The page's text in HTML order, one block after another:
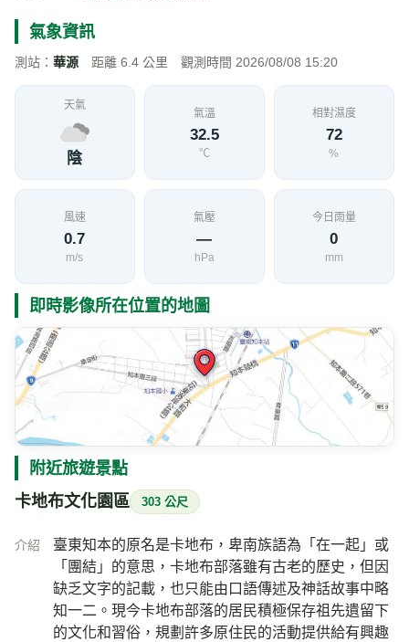
氣象資訊
測站： 華源 距離 6.4 公里 觀測時間 2026/08/08 15:20
天氣
陰
氣溫
32.5
℃
相對濕度
72
%
風速
0.7
m/s
氣壓
—
hPa
今日雨量
0
mm
即時影像所在位置的地圖
附近旅遊景點
卡地布文化園區 303 公尺
介紹
臺東知本的原名是卡地布，卑南族語為「在一起」或
「團結」的意思，卡地布部落雖有古老的歷史，但因
缺乏文字的記載，也只能由口語傳述及神話故事中略
知一二。現今卡地布部落的居民積極保存祖先遺留下
的文化和習俗，規劃許多原住民的活動提供給有興趣